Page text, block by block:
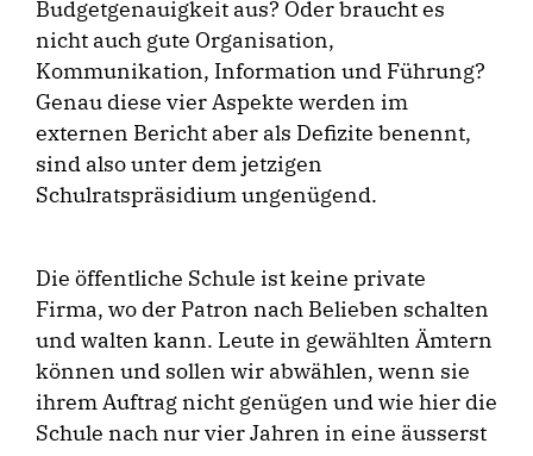
Budgetgenauigkeit aus? Oder braucht es
nicht auch gute Organisation,
Kommunikation, Information und Führung?
Genau diese vier Aspekte werden im
externen Bericht aber als Defizite benennt,
sind also unter dem jetzigen
Schulratspräsidium ungenügend.
Die öffentliche Schule ist keine private
Firma, wo der Patron nach Belieben schalten
und walten kann. Leute in gewählten Ämtern
können und sollen wir abwählen, wenn sie
ihrem Auftrag nicht genügen und wie hier die
Schule nach nur vier Jahren in eine äusserst